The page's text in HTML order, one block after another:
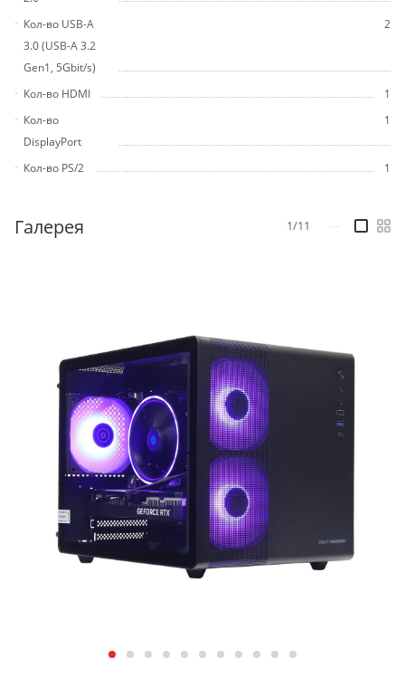
Кол-во USB-A
3.0 (USB-A 3.2
Gen1, 5Gbit/s)
2
Кол-во HDMI
1
Кол-во
DisplayPort
1
Кол-во PS/2 1
Галерея 1/11